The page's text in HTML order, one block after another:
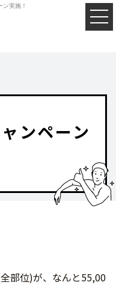
実施！
ンペーン
部位)が、なんと55,00